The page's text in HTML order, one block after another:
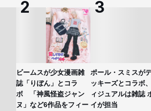
ビームスが少女漫画雑
誌「りぼん」とコラ
ボ 「神風怪盗ジャン
ヌ」など6作品をフィー
ポール・スミスが
ッキーズとコラボ
ィジュアルは雑誌
イが担当